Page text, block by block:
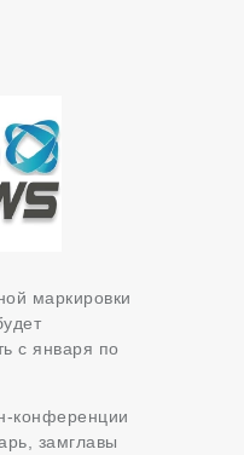
маркировки
с января по
конференции
замглавы